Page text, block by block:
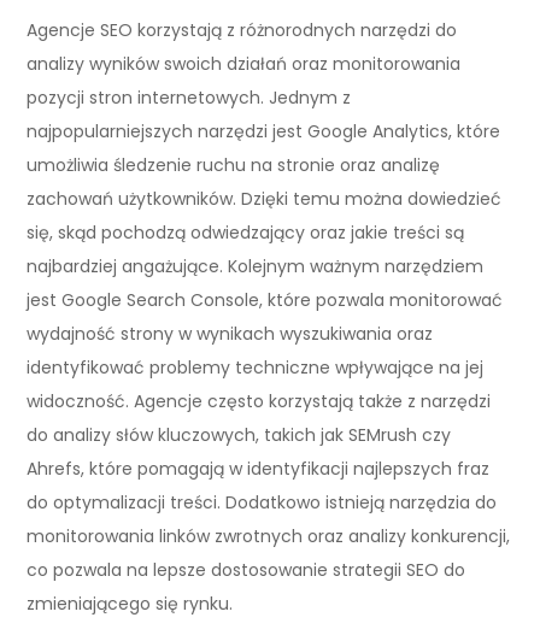
Agencje SEO korzystają z różnorodnych narzędzi do
analizy wyników swoich działań oraz monitorowania
pozycji stron internetowych. Jednym z
najpopularniejszych narzędzi jest Google Analytics, które
umożliwia śledzenie ruchu na stronie oraz analizę
zachowań użytkowników. Dzięki temu można dowiedzieć
się, skąd pochodzą odwiedzający oraz jakie treści są
najbardziej angażujące. Kolejnym ważnym narzędziem
jest Google Search Console, które pozwala monitorować
wydajność strony w wynikach wyszukiwania oraz
identyfikować problemy techniczne wpływające na jej
widoczność. Agencje często korzystają także z narzędzi
do analizy słów kluczowych, takich jak SEMrush czy
Ahrefs, które pomagają w identyfikacji najlepszych fraz
do optymalizacji treści. Dodatkowo istnieją narzędzia do
monitorowania linków zwrotnych oraz analizy konkurencji,
co pozwala na lepsze dostosowanie strategii SEO do
zmieniającego się rynku.